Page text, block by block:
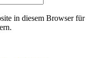
in diesem Browser für